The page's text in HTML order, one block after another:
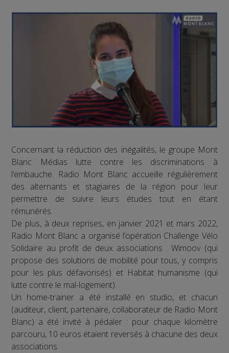
Concernant la réduction des inégalités, le groupe Mont
Blanc Médias lutte contre les discriminations à
l’embauche. Radio Mont Blanc accueille régulièrement
des alternants et stagiaires de la région pour leur
permettre de suivre leurs études tout en étant
rémunérés.
De plus, à deux reprises, en janvier 2021 et mars 2022,
Radio Mont Blanc a organisé l’opération Challenge Vélo
Solidaire au profit de deux associations : Wimoov (qui
propose des solutions de mobilité pour tous, y compris
pour les plus défavorisés) et Habitat humanisme (qui
lutte contre le mal-logement).
Un home-trainer a été installé en studio, et chacun
(auditeur, client, partenaire, collaborateur de Radio Mont
Blanc) a été invité à pédaler : pour chaque kilomètre
parcouru, 10 euros étaient reversés à chacune des deux
associations.